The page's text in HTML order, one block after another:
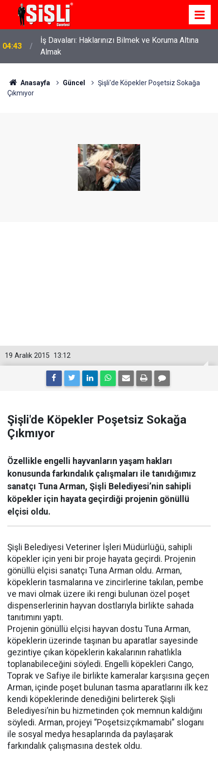
04:43
İş Davaları: Haklarınızı Bilmek ve Koruma Altına
Almak
Anasayfa Güncel
Şişli'de Köpekler Poşetsiz Sokağa
Çıkmıyor
13:12
19 Aralık 2015
Şişli'de Köpekler Poşetsiz Sokağa
Çıkmıyor
Özellikle engelli hayvanların yaşam hakları
konusunda farkındalık çalışmaları ile tanıdığımız
sanatçı Tuna Arman, Şişli Belediyesi’nin sahipli
köpekler için hayata geçirdiği projenin gönüllü
elçisi oldu.
Şişli Belediyesi Veteriner İşleri Müdürlüğü, sahipli
köpekler için yeni bir proje hayata geçirdi. Projenin
gönüllü elçisi sanatçı Tuna Arman oldu. Arman,
köpeklerin tasmalarına ve zincirlerine takılan, pembe
ve mavi olmak üzere iki rengi bulunan özel poşet
dispenserlerinin hayvan dostlarıyla birlikte sahada
tanıtımını yaptı.
Projenin gönüllü elçisi hayvan dostu Tuna Arman,
köpeklerin üzerinde taşınan bu aparatlar sayesinde
gezintiye çıkan köpeklerin kakalarının rahatlıkla
toplanabileceğini söyledi. Engelli köpekleri Cango,
Toprak ve Safiye ile birlikte kameralar karşısına geçen
Arman, içinde poşet bulunan tasma aparatlarını ilk kez
kendi köpeklerinde denediğini belirterek Şişli
Belediyesi’nin bu hizmetinden çok memnun kaldığını
söyledi. Arman, projeyi “Poşetsizçıkmamabi” sloganı
ile sosyal medya hesaplarında da paylaşarak
farkındalık çalışmasına destek oldu.